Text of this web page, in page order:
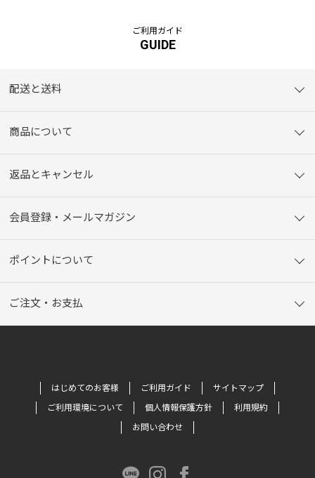
ご利用ガイド
GUIDE
配送と送料
商品について
返品とキャンセル
会員登録・メールマガジン
ポイントについて
ご注文・お支払
はじめてのお客様 ご利用ガイド
サイトマップ
ご利用環境について
個人情報保護方針
利用規約
お問い合わせ